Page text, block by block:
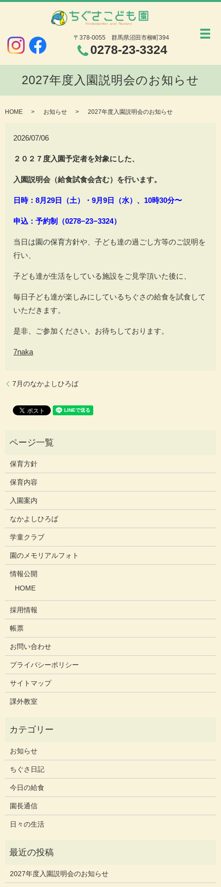
〒378-0055群馬県沼田市柳町394
0278-23-3324
メ
2027年度入園説明会のお知らせ
HOME お知らせ 2027年度入園説明会のお知らせ
2026/07/06
２０２７度入園予定者を対象にした、
入園説明会（給食試食会含む）を行います。
日時：8月29日（土）・9月9日（水）、 10時30分〜
申込：予約制（0278−23−3324）
当日は園の保育方針や、子ども達の過ごし方等のご説明を
行い、
子ども達が生活をしている施設をご見学頂いた後に、
毎日子ども達が楽しみにしているちぐさの給食を試食して
いただきます。
是非、ご参加ください。お待ちしております。
7naka
7月のなかよしひろば
保育方針
保育内容
入園案内
なかよしひろば
学童クラブ
園のメモリアルフォト
情報公開
HOME
採用情報
帳票
お問い合わせ
プライバシーポリシー
サイトマップ
課外教室
お知らせ
ちぐさ日記
今日の給食
園長通信
日々の生活
2027年度入園説明会のお知らせ